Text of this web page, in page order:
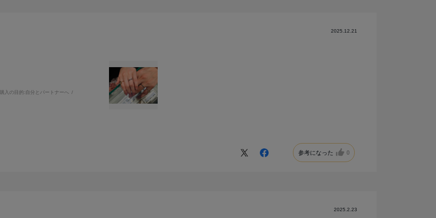
2025.12.21
購入の目的:自分とパートナーへ
参考になった 0
2025.2.23